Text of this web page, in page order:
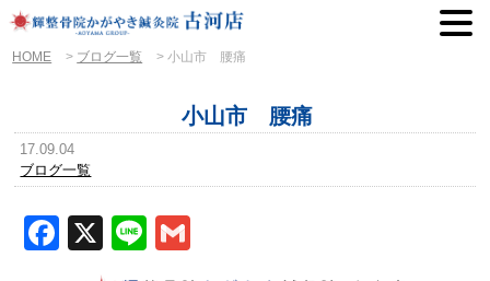
HOME > ブログ一覧 >小山市 腰痛
小山市 腰痛
17.09.04
ブログ一覧
Facebook
X Line